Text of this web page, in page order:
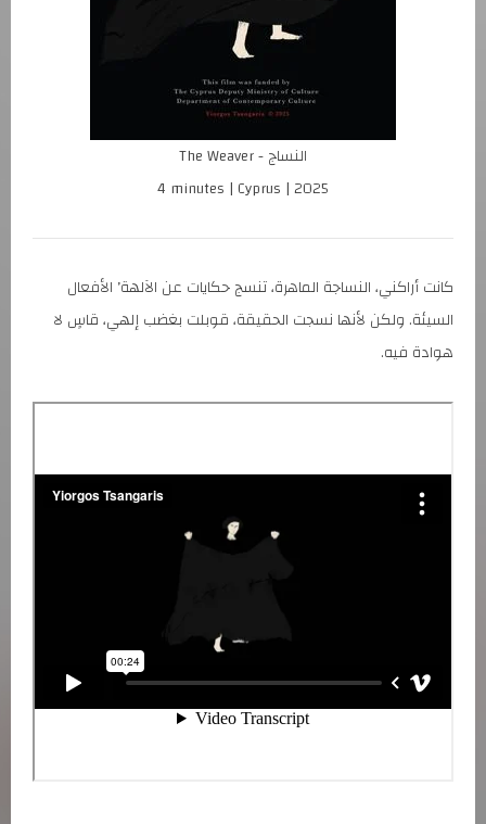
The Weaver - النساج
4 minutes | Cyprus | 2025
كانت أراكني، النساجة الماهرة، تنسج حكايات عن الآلهة’ الأفعال
السيئة. ولكن لأنها نسجت الحقيقة، قوبلت بغضب إلهي، قاسٍ لا
هوادة فيه.